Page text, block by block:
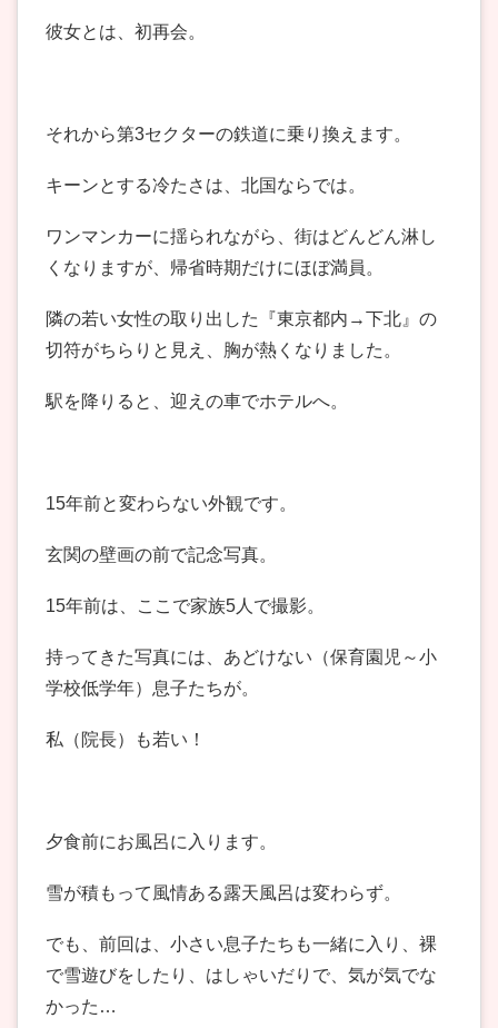
彼女とは、初再会。
それから第3セクターの鉄道に乗り換えます。
キーンとする冷たさは、北国ならでは。
ワンマンカーに揺られながら、街はどんどん淋し
くなりますが、帰省時期だけにほぼ満員。
隣の若い女性の取り出した『東京都内→下北』の
切符がちらりと見え、胸が熱くなりました。
駅を降りると、迎えの車でホテルへ。
15年前と変わらない外観です。
玄関の壁画の前で記念写真。
15年前は、ここで家族5人で撮影。
持ってきた写真には、あどけない（保育園児～小
学校低学年）息子たちが。
私（院長）も若い！
夕食前にお風呂に入ります。
雪が積もって風情ある露天風呂は変わらず。
でも、前回は、小さい息子たちも一緒に入り、裸
で雪遊びをしたり、はしゃいだりで、気が気でな
かった…